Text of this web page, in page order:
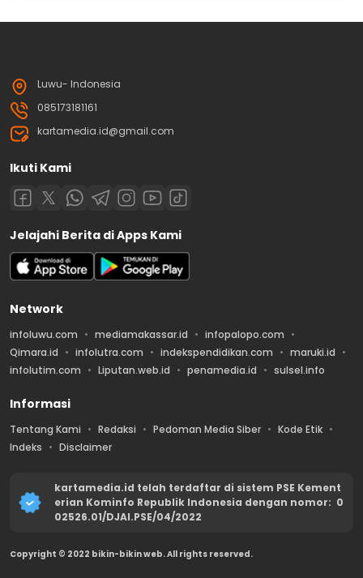
Luwu- Indonesia
085173181161
kartamedia.id@gmail.com
Ikuti Kami
Jelajahi Berita di Apps Kami
Network
infoluwu.com mediamakassar.id
infopalopo.com
Qimara.id
infolutra.com indekspendidikan.com
maruki.id
infolutim.com
Liputan.web.id penamedia.id sulsel.info
Informasi
Tentang Kami Redaksi Pedoman Media Siber
Kode Etik
Indeks
Disclaimer
kartamedia.id telah terdaftar di sistem PSE Kement
erian Kominfo Republik Indonesia dengan nomor: 0
02526.01/DJAI.PSE/04/2022
Copyright © 2022 bikin-bikin web. All rights reserved.